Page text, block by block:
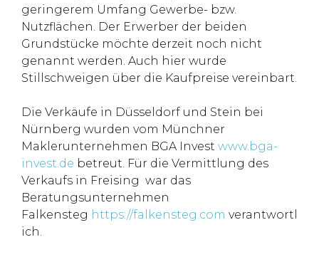
geringerem Umfang Gewerbe- bzw.
Nutzflächen. Der Erwerber der beiden
Grundstücke möchte derzeit noch nicht
genannt werden. Auch hier wurde
Stillschweigen über die Kaufpreise vereinbart.
Die Verkäufe in Düsseldorf und Stein bei
Nürnberg wurden vom Münchner
Maklerunternehmen BGA Invest www.bga-
invest.de betreut. Für die Vermittlung des
Verkaufs in Freising war das
Beratungsunternehmen
Falkensteg https://falkensteg.com verantwortl
ich.